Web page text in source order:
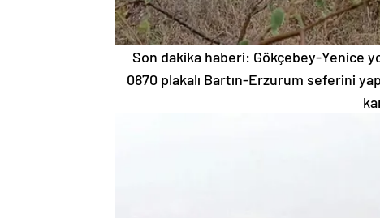
Son dakika haberi: Gökçebey-Yenice
0870 plakalı Bartın-Erzurum seferini